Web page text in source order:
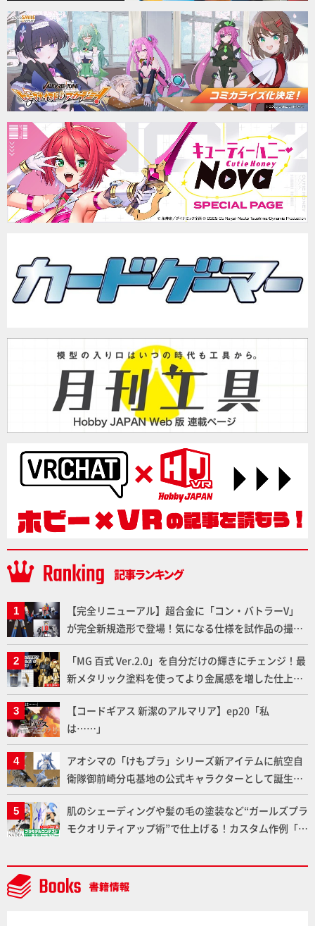
【完全リニューアル】超合金に「コン・バトラーV」
が完全新規造形で登場！気になる仕様を試作品の撮り
下ろしでご紹介!!さらに「大鉄人17」＆「ワンエイ
ト」セット情報もお届け！【超合金の魂】
「MG 百式 Ver.2.0」を自分だけの輝きにチェンジ！最
新メタリック塗料を使ってより金属感を増した仕上が
りに!!【試し読み】
【コードギアス 新潔のアルマリア】ep20「私
は……」
アオシマの「けもプラ」シリーズ新アイテムに航空自
衛隊御前崎分屯基地の公式キャラクターとして誕生し
た「おまねこ」が着任！けもプラ公式サイト限定版と
通常版の2ラインで発売！
肌のシェーディングや髪の毛の塗装など“ガールズプラ
モクオリティアップ術”で仕上げる！カスタム作例「白
デルコンテスト」～8月17日（月）11:59まで応募受付
中】